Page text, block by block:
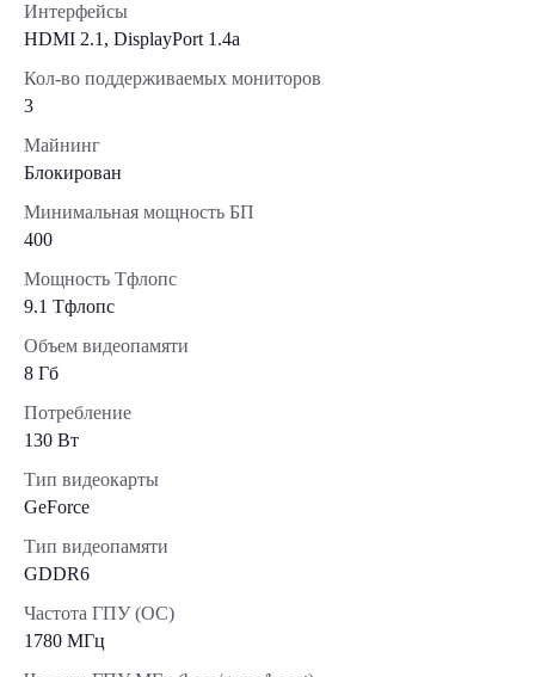
Интерфейсы
HDMI 2.1, DisplayPort 1.4a
Кол-во поддерживаемых мониторов
3
Майнинг
Блокирован
Минимальная мощность БП
400
Мощность Тфлопс
9.1 Тфлопс
Объем видеопамяти
8 Гб
Потребление
130 Вт
Тип видеокарты
GeForce
Тип видеопамяти
GDDR6
Частота ГПУ (OC)
1780 МГц